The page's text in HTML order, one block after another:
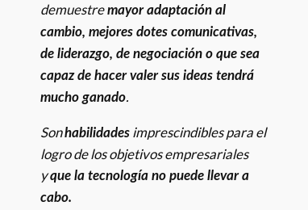
demuestremayor adaptación al
cambio, mejores dotes comunicativas,
de liderazgo, de negociación o que sea
capaz de hacer valer sus ideas tendrá
mucho ganado.
Sonhabilidades imprescindibles para el
logro de los objetivos empresariales
yque la tecnología no puede llevar a
cabo.